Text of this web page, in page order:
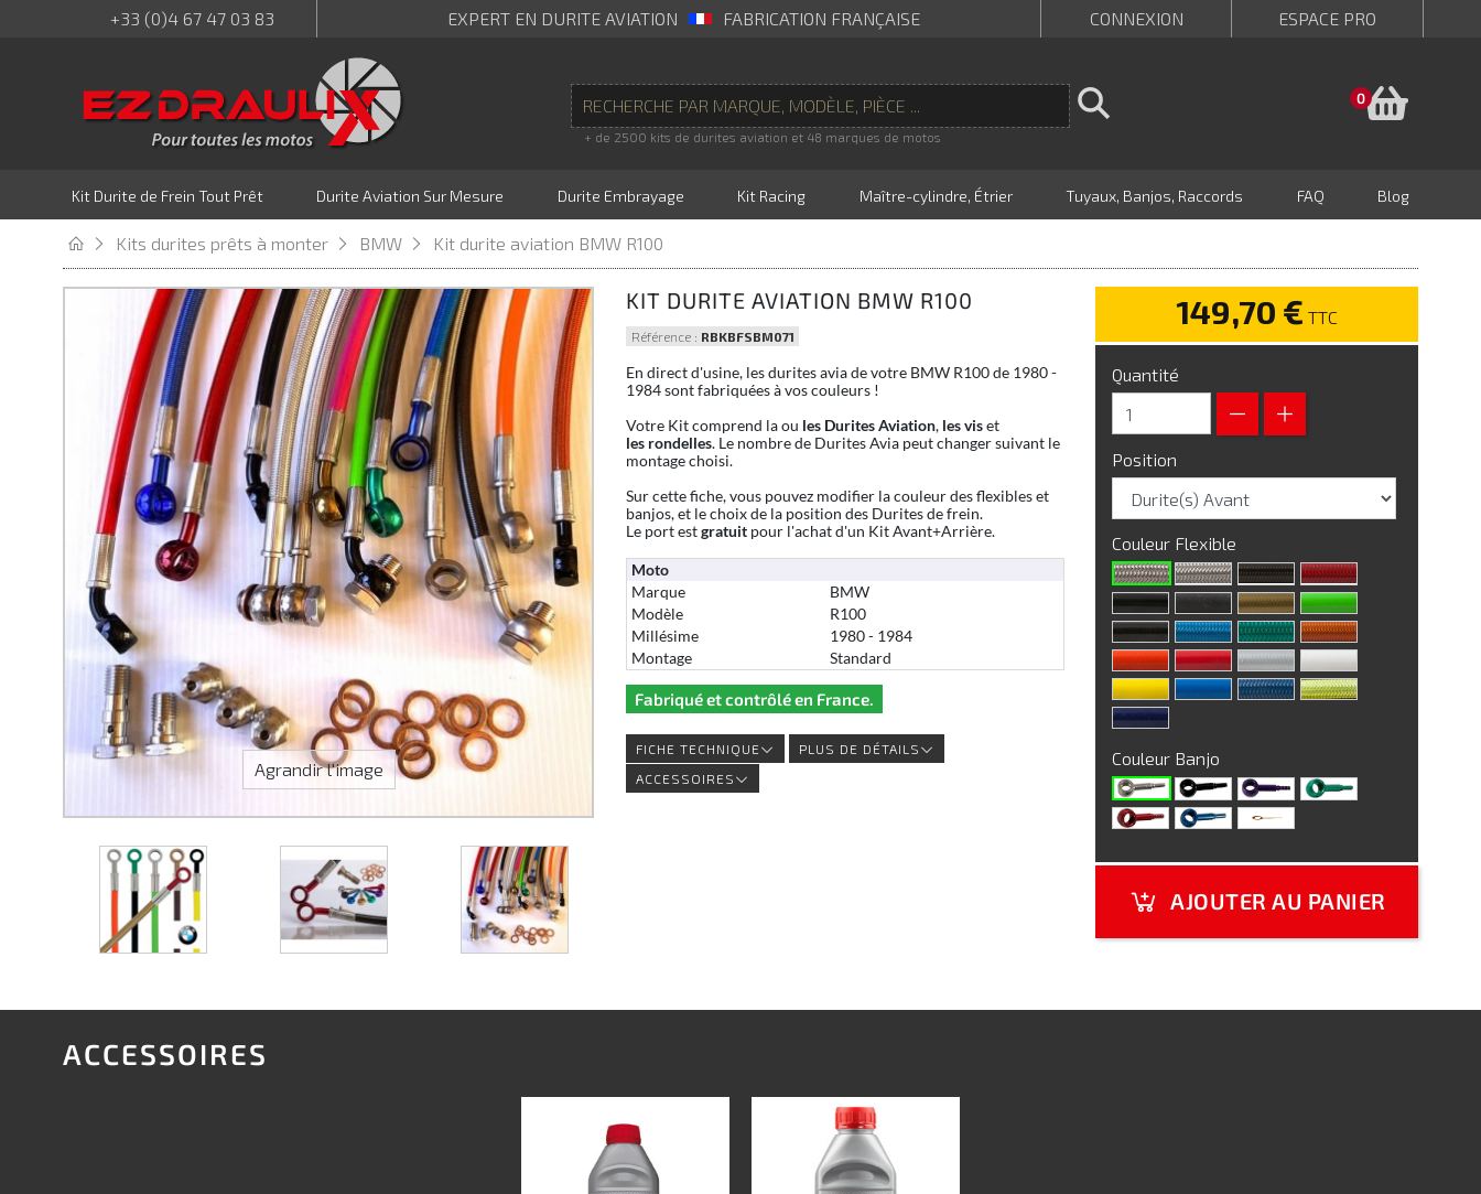
+33 (0)4 67 47 03 83 EXPERT EN DURITE AVIATION FABRICATION FRANÇAISE CONNEXION ESPACE PRO
+ de 2500 kits de durites aviation et 48 marques de motos
0
Kit Durite de Frein Tout Prêt Durite Aviation Sur Mesure Durite Embrayage Kit Racing Maître-cylindre, Étrier Tuyaux, Banjos, Raccords FAQ Blog
Kits durites prêts à monter BMW Kit durite aviation BMW R100
Agrandir l'image
KIT DURITE AVIATION BMW R100
Référence : RBKBFSBM071
En direct d'usine, les durites avia de votre BMW R100 de 1980 -
1984 sont fabriquées à vos couleurs !
Votre Kit comprend la ou les Durites Aviation, les viset
les rondelles. Le nombre de Durites Avia peut changer suivant le
montage choisi.
Sur cette fiche, vous pouvez modifier la couleur des flexibles et
banjos, et le choix de la position des Durites de frein.
Le port estgratuitpour l'achat d'un Kit Avant+Arrière.
Moto
Marque
BMW
Modèle
R100
Millésime
1980 - 1984
Montage
Standard
Fabriqué et contrôlé en France.
FICHE TECHNIQUE
PLUS DE DÉTAILS
ACCESSOIRES
149,70 € TTC
Quantité
Position
Couleur Flexible
Couleur Banjo
AJOUTER AU PANIER
ACCESSOIRES